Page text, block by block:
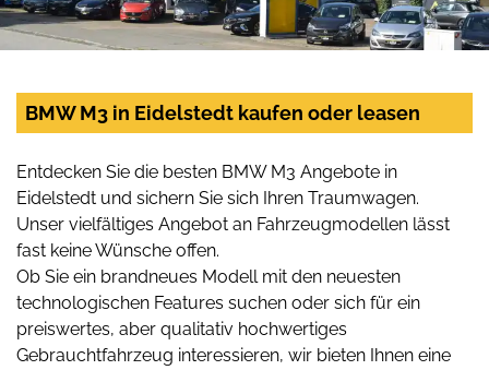
BMW M3 in Eidelstedt kaufen oder leasen
Entdecken Sie die besten BMW M3 Angebote in
Eidelstedt und sichern Sie sich Ihren Traumwagen.
Unser vielfältiges Angebot an Fahrzeugmodellen lässt
fast keine Wünsche offen.
Ob Sie ein brandneues Modell mit den neuesten
technologischen Features suchen oder sich für ein
preiswertes, aber qualitativ hochwertiges
Gebrauchtfahrzeug interessieren, wir bieten Ihnen eine